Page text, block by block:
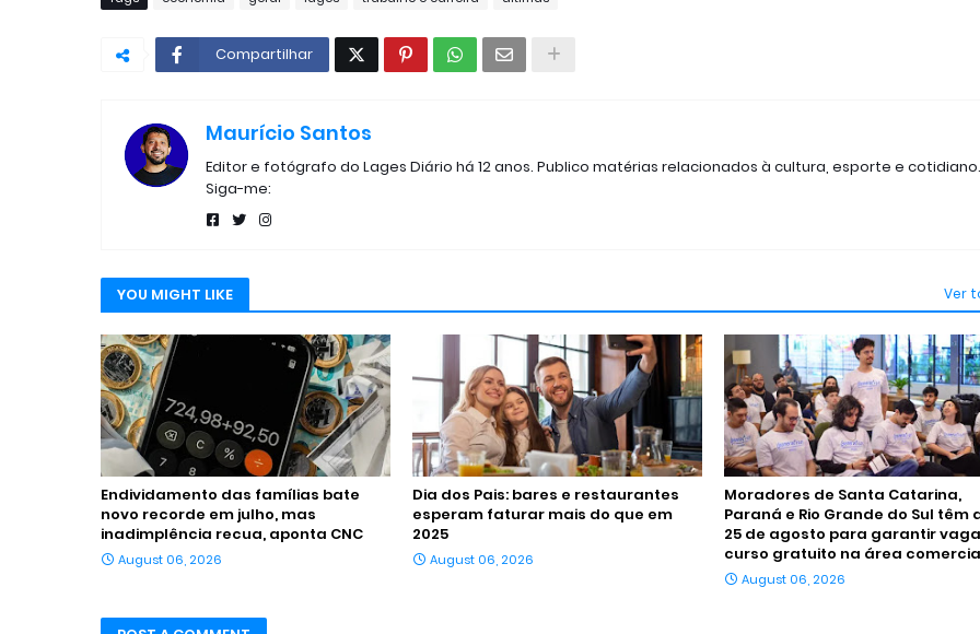
Compartilhar
Maurício Santos
Editor e fotógrafo do Lages Diário há 12 anos. Publico matérias relacionados à cultura, esporte e cotidiano.
Siga-me:
YOU MIGHT LIKE Ver
Endividamento das famílias bate
novo recorde em julho, mas
inadimplência recua, aponta CNC
August 06, 2026
Dia dos Pais: bares e restaurantes
esperam faturar mais do que em
2025
August 06, 2026
Moradores de Santa Catarina,
Paraná e Rio Grande do Sul têm
25 de agosto para garantir
curso gratuito na área
August 06, 2026